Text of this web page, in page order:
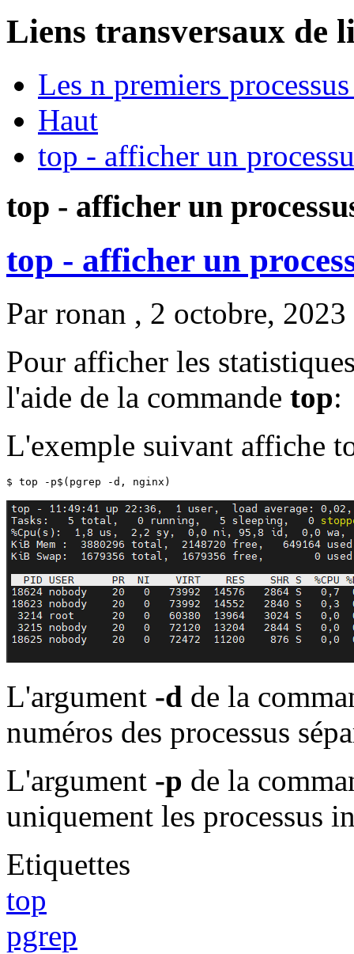
Liens transversaux de
Les n premiers
Haut
top - afficher un
top - afficher un
top - afficher un
Par ronan , 2 octobre, 2023
Pour afficher les
l'aide de la commande top:
L'exemple suivant affiche
$ top -p$(pgrep -d, nginx)
L'argument -d de la
numéros des processus
L'argument -p de la
uniquement les processus
Etiquettes
top
pgrep